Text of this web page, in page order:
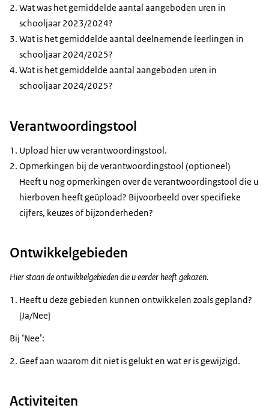
Wat was het gemiddelde aantal aangeboden uren in
schooljaar 2023/2024?
Wat is het gemiddelde aantal deelnemende leerlingen in
schooljaar 2024/2025?
Wat is het gemiddelde aantal aangeboden uren in
schooljaar 2024/2025?
Verantwoordingstool
Upload hier uw verantwoordingstool.
Opmerkingen bij de verantwoordingstool (optioneel)
Heeft u nog opmerkingen over de verantwoordingstool die u
hierboven heeft geüpload? Bijvoorbeeld over specifieke
cijfers, keuzes of bijzonderheden?
Ontwikkelgebieden
Hier staan de ontwikkelgebieden die u eerder heeft gekozen.
Heeft u deze gebieden kunnen ontwikkelen zoals gepland?
[Ja/Nee]
Bij ‘Nee’:
Geef aan waarom dit niet is gelukt en wat er is gewijzigd.
Activiteiten